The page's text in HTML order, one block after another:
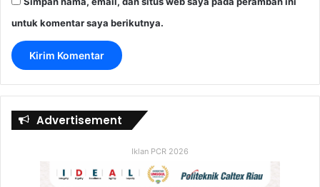
untuk komentar saya berikutnya.
Advertisement
Iklan PCR 2026